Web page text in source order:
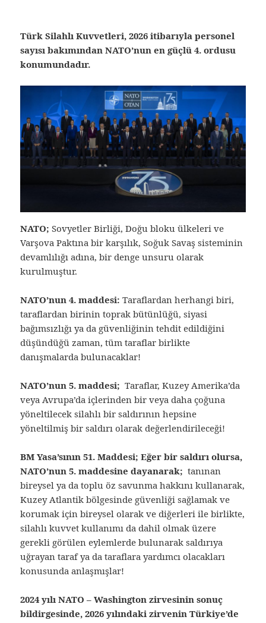
Türk Silahlı Kuvvetleri, 2026 itibarıyla personel
sayısı bakımından NATO’nun en güçlü 4. ordusu
konumundadır.
NATO; Sovyetler Birliği, Doğu bloku ülkeleri ve
Varşova Paktına bir karşılık, Soğuk Savaş sisteminin
devamlılığı adına, bir denge unsuru olarak
kurulmuştur.
NATO’nun 4. maddesi: Taraflardan herhangi biri,
taraflardan birinin toprak bütünlüğü, siyasi
bağımsızlığı ya da güvenliğinin tehdit edildiğini
düşündüğü zaman, tüm taraflar birlikte
danışmalarda bulunacaklar!
NATO’nun 5. maddesi; Taraflar, Kuzey Amerika’da
veya Avrupa’da içlerinden bir veya daha çoğuna
yöneltilecek silahlı bir saldırının hepsine
yöneltilmiş bir saldırı olarak değerlendirileceği!
BM Yasa’sının 51. Maddesi; Eğer bir saldırı olursa,
NATO’nun 5. maddesine dayanarak; tanınan
bireysel ya da toplu öz savunma hakkını kullanarak,
Kuzey Atlantik bölgesinde güvenliği sağlamak ve
korumak için bireysel olarak ve diğerleri ile birlikte,
silahlı kuvvet kullanımı da dahil olmak üzere
gerekli görülen eylemlerde bulunarak saldırıya
uğrayan taraf ya da taraflara yardımcı olacakları
konusunda anlaşmışlar!
2024 yılı NATO – Washington zirvesinin sonuç
bildirgesinde, 2026 yılındaki zirvenin Türkiye’de